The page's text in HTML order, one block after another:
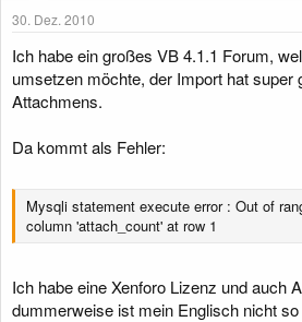
r
30. Dez. 2010
Ich habe ein großes VB 4.1.1 Forum,
umsetzen möchte, der Import hat super
Attachmens.
Da kommt als Fehler:
Mysqli statement execute error : Out of
column 'attach_count' at row 1
Ich habe eine Xenforo Lizenz und auch
dummerweise ist mein Englisch nicht